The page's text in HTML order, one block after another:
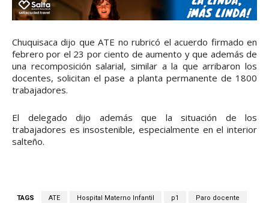
Chuquisaca dijo que ATE no rubricó el acuerdo firmado en
febrero por el 23 por ciento de aumento y que además de
una recomposición salarial, similar a la que arribaron los
docentes, solicitan el pase a planta permanente de 1800
trabajadores.
El delegado dijo además que la situación de los
trabajadores es insostenible, especialmente en el interior
salteño.
TAGS ATE Hospital Materno Infantil p1 Paro docente